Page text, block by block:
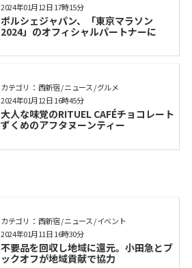
ポルシェジャパン、「東京マラソン
2024」のオフィシャルパートナーに
2024年01月12日 17時15分
カテゴリ： 西新宿 / ニュース / グルメ
大人な味覚のRITUEL CAFÉチョコレート
ずくめのアフタヌーンティー
2024年01月12日 16時45分
カテゴリ： 西新宿 / ニュース / イベント
不要品を回収し地域に還元。小田急とブ
ックオフが地域貢献で協力
2024年01月11日 16時30分